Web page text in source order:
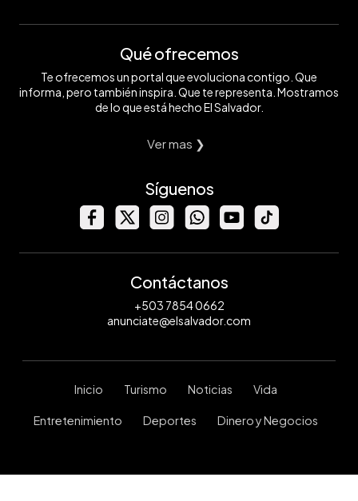
Qué ofrecemos
Te ofrecemos un portal que evoluciona contigo. Que
informa, pero también inspira. Que te representa. Mostramos
de lo que está hecho El Salvador.
Ver mas ❯
Síguenos
Contáctanos
+503 7854 0662
anunciate@elsalvador.com
Inicio Turismo Noticias Vida
Entretenimiento Deportes Dinero y Negocios